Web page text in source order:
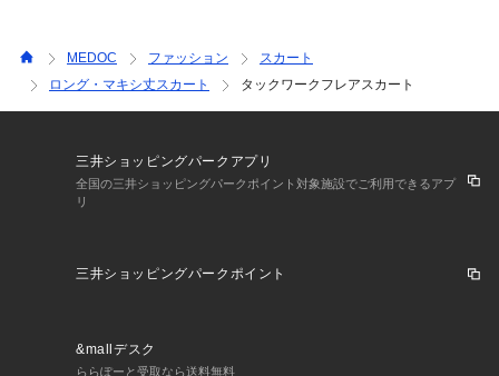
MEDOC ファッション
スカート
ロング・マキシ丈スカート
タックワークフレアスカート
三井ショッピングパークアプリ
全国の三井ショッピングパークポイント対象施設でご利用できるアプ
リ
三井ショッピングパークポイント
&mallデスク
ららぽーと受取なら送料無料